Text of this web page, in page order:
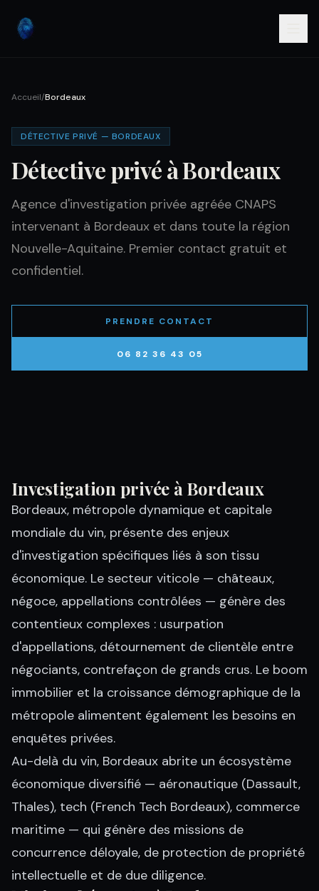
Accueil/Bordeaux
DÉTECTIVE PRIVÉ — BORDEAUX
Détective privé à Bordeaux
Agence d'investigation privée agréée CNAPS
intervenant à Bordeaux et dans toute la région
Nouvelle-Aquitaine. Premier contact gratuit et
confidentiel.
PRENDRE CONTACT
06 82 36 43 05
Investigation privée à Bordeaux
Bordeaux, métropole dynamique et capitale
mondiale du vin, présente des enjeux
d'investigation spécifiques liés à son tissu
économique. Le secteur viticole — châteaux,
négoce, appellations contrôlées — génère des
contentieux complexes : usurpation
d'appellations, détournement de clientèle entre
négociants, contrefaçon de grands crus. Le boom
immobilier et la croissance démographique de la
métropole alimentent également les besoins en
enquêtes privées.
Au-delà du vin, Bordeaux abrite un écosystème
économique diversifié — aéronautique (Dassault,
Thales), tech (French Tech Bordeaux), commerce
maritime — qui génère des missions de
concurrence déloyale, de protection de propriété
intellectuelle et de due diligence.